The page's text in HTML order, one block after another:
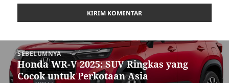
Navigasi
pos SEBELUMNYA
Pos
sebelumnya:
Honda WR-V 2025: SUV Ringkas yang
Cocok untuk Perkotaan Asia